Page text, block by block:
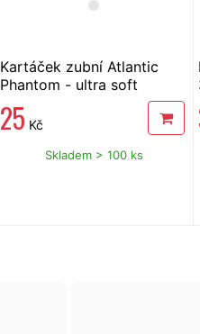
Kartáček zubní Atlantic
Phantom - ultra soft
25 Kč
Skladem > 100 ks